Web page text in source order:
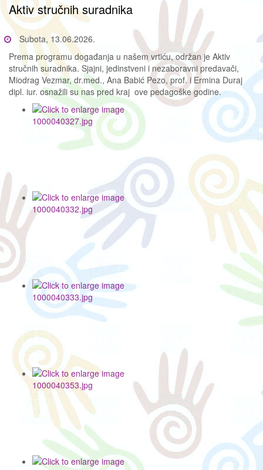
Aktiv stručnih suradnika
Subota, 13.06.2026.
Prema programu događanja u našem vrtiću, održan je Aktiv
stručnih suradnika. Sjajni, jedinstveni i nezaboravni predavači,
Miodrag Vezmar, dr.med., Ana Babić Pezo, prof. i Ermina Duraj
dipl. iur. osnažili su nas pred kraj ove pedagoške godine.